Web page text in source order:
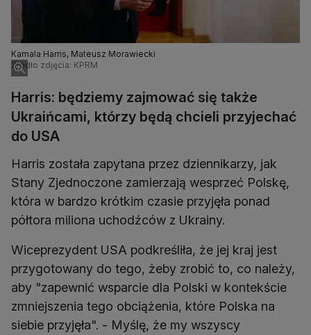
Kamala Harris, Mateusz Morawiecki
Źródło zdjęcia: KPRM
Harris: będziemy zajmować się także
Ukraińcami, którzy będą chcieli przyjechać
do USA
Harris została zapytana przez dziennikarzy, jak
Stany Zjednoczone zamierzają wesprzeć Polskę,
która w bardzo krótkim czasie przyjęła ponad
półtora miliona uchodźców z Ukrainy.
Wiceprezydent USA podkreśliła, że jej kraj jest
przygotowany do tego, żeby zrobić to, co należy,
aby "zapewnić wsparcie dla Polski w kontekście
zmniejszenia tego obciążenia, które Polska na
siebie przyjęła". - Myślę, że my wszyscy